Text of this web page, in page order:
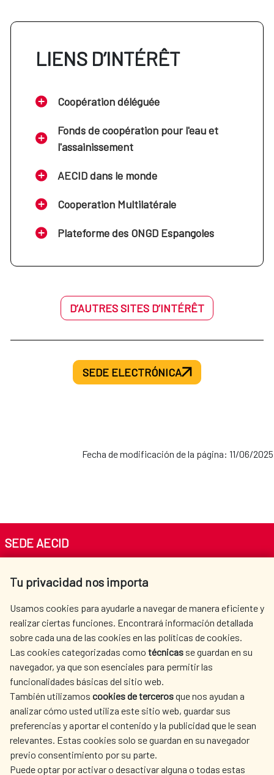
LIENS D’INTÉRÊT
Coopération déléguée
Fonds de coopération pour l'eau et
l'assainissement
AECID dans le monde
Cooperation Multilatérale
Plateforme des ONGD Espangoles
D’AUTRES SITES D’INTÉRÊT
SEDE ELECTRÓNICA
Fecha de modificación de la página: 11/06/2025
Tu privacidad nos importa
Usamos cookies para ayudarle a navegar de manera eficiente y
realizar ciertas funciones. Encontrará información detallada
sobre cada una de las cookies en las políticas de cookies.
Las cookies categorizadas como técnicas se guardan en su
navegador, ya que son esenciales para permitir las
funcionalidades básicas del sitio web.
También utilizamos cookies de tercerosque nos ayudan a
analizar cómo usted utiliza este sitio web, guardar sus
preferencias y aportar el contenido y la publicidad que le sean
relevantes. Estas cookies solo se guardan en su navegador
previo consentimiento por su parte.
Puede optar por activar o desactivar alguna o todas estas
SEDE AECID
Tel. +34 900 20 30 54​​​​​​​
AECID
OÙ NOUS COOPÉRONS
L'ACTION HUMANITAIRE
ESPAGNOLE
SALLE DE PRESSE
CULTURE ET SCIENCE BIBLIOTHÈQUE